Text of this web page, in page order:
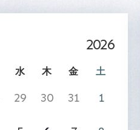
2026
水 木 金 土
29 30 31 1